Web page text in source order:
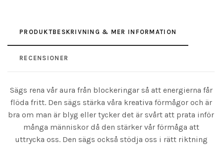
PRODUKTBESKRIVNING & MER INFORMATION
RECENSIONER
Sägs rena vår aura från blockeringar så att energierna får
flöda fritt. Den sägs stärka våra kreativa förmågor och är
bra om man är blyg eller tycker det är svårt att prata inför
många människor då den stärker vår förmåga att
uttrycka oss. Den sägs också stödja oss i rätt riktning